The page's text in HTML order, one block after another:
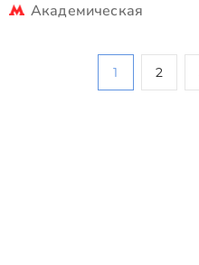
Академическая
1 2